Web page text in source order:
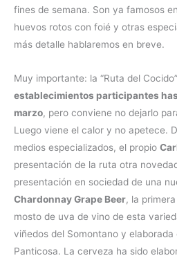
fines de semana. Son ya famosos
huevos rotos con foié y otras
más detalle hablaremos en breve.
Muy importante: la “Ruta del Cocido”
establecimientos participantes
marzo, pero conviene no dejarlo
Luego viene el calor y no apetece.
medios especializados, el propio
presentación de la ruta otra
presentación en sociedad de una
Chardonnay Grape Beer, la
mosto de uva de vino de esta
viñedos del Somontano y
Panticosa. La cerveza ha sido